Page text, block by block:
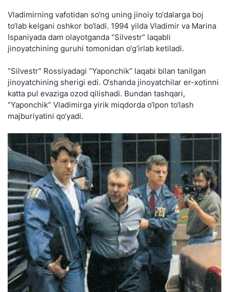
Vladimirning vafotidan so‘ng uning jinoiy to‘dalarga boj
to‘lab kelgani oshkor bo‘ladi. 1994 yilda Vladimir va Marina
Ispaniyada dam olayotganda “Silvestr” laqabli
jinoyatchining guruhi tomonidan o‘g‘irlab ketiladi.
“Silvestr” Rossiyadagi “Yaponchik” laqabi bilan tanilgan
jinoyatchining sherigi edi. O‘shanda jinoyatchilar er-xotinni
katta pul evaziga ozod qilishadi. Bundan tashqari,
“Yaponchik” Vladimirga yirik miqdorda o‘lpon to‘lash
majburiyatini qo‘yadi.